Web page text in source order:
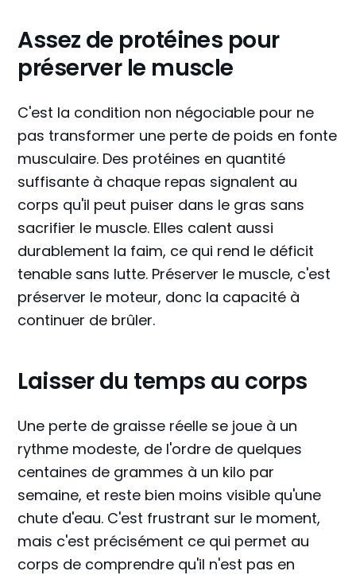
Assez de protéines pour
préserver le muscle
C'est la condition non négociable pour ne
pas transformer une perte de poids en fonte
musculaire. Des protéines en quantité
suffisante à chaque repas signalent au
corps qu'il peut puiser dans le gras sans
sacrifier le muscle. Elles calent aussi
durablement la faim, ce qui rend le déficit
tenable sans lutte. Préserver le muscle, c'est
préserver le moteur, donc la capacité à
continuer de brûler.
Laisser du temps au corps
Une perte de graisse réelle se joue à un
rythme modeste, de l'ordre de quelques
centaines de grammes à un kilo par
semaine, et reste bien moins visible qu'une
chute d'eau. C'est frustrant sur le moment,
mais c'est précisément ce qui permet au
corps de comprendre qu'il n'est pas en